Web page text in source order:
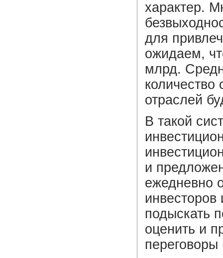
характер.
для
ожидаем,
млрд.
количество
отраслей
В такой
и
ежедневно
подыскать
оценить и